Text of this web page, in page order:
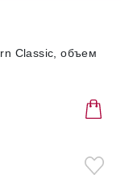
Classic, объем